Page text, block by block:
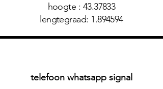
hoogte : 43.37833
lengtegraad: 1.894594
telefoon whatsapp signal